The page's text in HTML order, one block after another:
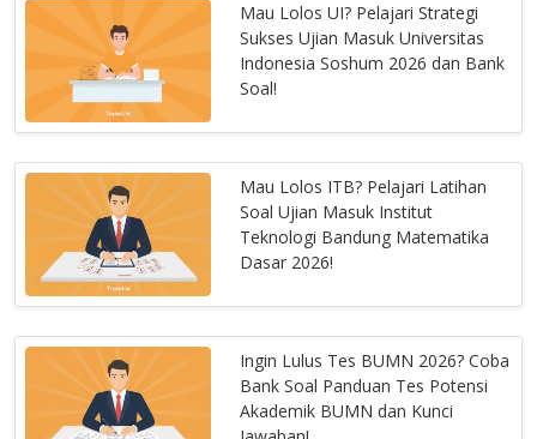
Mau Lolos UI? Pelajari Strategi
Sukses Ujian Masuk Universitas
Indonesia Soshum 2026 dan Bank
Soal!
Mau Lolos ITB? Pelajari Latihan
Soal Ujian Masuk Institut
Teknologi Bandung Matematika
Dasar 2026!
Ingin Lulus Tes BUMN 2026? Coba
Bank Soal Panduan Tes Potensi
Akademik BUMN dan Kunci